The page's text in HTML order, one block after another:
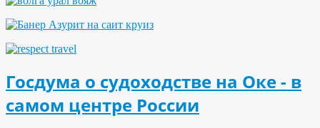
Госдума о судоходстве на Оке - в
самом центре России